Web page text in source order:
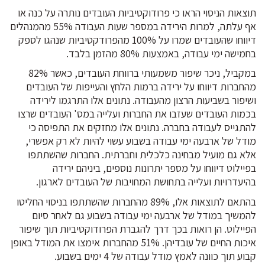
תוצאות הניסוי הראו כי פרודוקטיביות העובדים נותרה על כנה או
אף עלתה, למרות הירידה במספר שעות העבודה 55% מהמנהלים
דיווחו שהעובדים שמרו על 100% מהפרודקטיביות שנהגו לספק
בחמישה ימי עבודה, באמצעות 80% מהזמן בלבד.
במקביל, ניכר שיפור משמעותי ברווחת העובדים, כאשר 82%
מהחברות דיווחו על ירידה ברמות הלחץ והעייפות של העובדים
ושיפור בשביעות הרצון מהעבודה. נתונים אלו התרגמו לירידה
בכמות העובדים שעזבו את החברות ועלייה במס' העובדים שרצו
להתגייס לעבודה בחברה. נתונים אלו מחזקים את התפיסה כי
מודל של ארבעה ימי עבודה בשבוע עשוי להיות לא רק אפשרי,
אלא גם מועיל מבחינה כלכלית וחברתית. החברות שהשתתפו
בפיילוט דיווחו על מספר יתרונות נוספים, ביניהם ירידה
בהיעדרויות ועלייה בתחושת המחויבות של העובדים לארגון.
בהתאם לתוצאות אלו, 89% מהחברות שהשתתפו בניסוי החליטו
להמשיך במודל של ארבעה ימי עבודה בשבוע גם לאחר סיום
הפיילוט. הן רואות בכך דרך להגברת הפרודוקטיביות תוך שיפור
איכות החיים של עובדיהן. 51% מהחברות אימצו את המודל באופן
קבוע תוך כוונה לאמץ מודל עבודה של 4 ימים בשבוע.